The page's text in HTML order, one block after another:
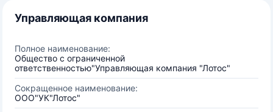
Управляющая компания
Полное наименование:
Общество с ограниченной
ответственностью"Управляющая компания "Лотос"
Сокращенное наименование:
ООО"УК"Лотос"